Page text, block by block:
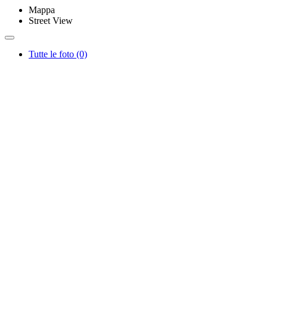
Mappa
Street View
Tutte le foto (0)